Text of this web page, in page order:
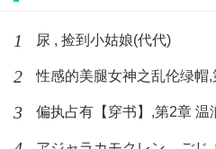
1 尿 , 捡到小姑娘(代代)
2
3 偏执占有【穿书】,第2章 温